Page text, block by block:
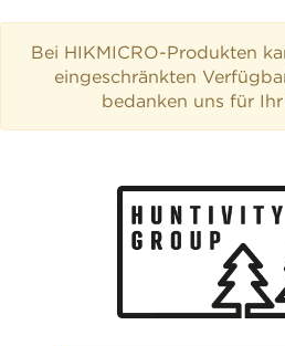
Bei HIKMICRO-Produkten
eingeschränkten
bedanken uns für